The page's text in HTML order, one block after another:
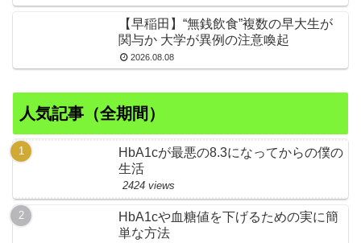
【早稲田】“無銭飲食”複数の早大生が
関与か 大学が異例の注意喚起
2026.08.08
人気記事（全期間）
HbA1cが最悪の8.3になってからの僕の
生活
2424 views
HbA1cや血糖値を下げるための実に簡
単な方法